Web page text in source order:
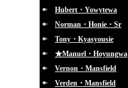
Hubert・Yowytewa
Norman・Honie・Sr
Tony・Kyasyousie
★Manuel・Hoyungwa
Vernon・Mansfield
Verden・Mansfield